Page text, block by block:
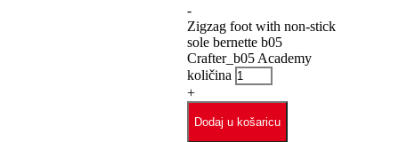
-
Zigzag foot with non-stick
sole bernette b05
Crafter_b05 Academy
količina
+
Dodaj u košaricu